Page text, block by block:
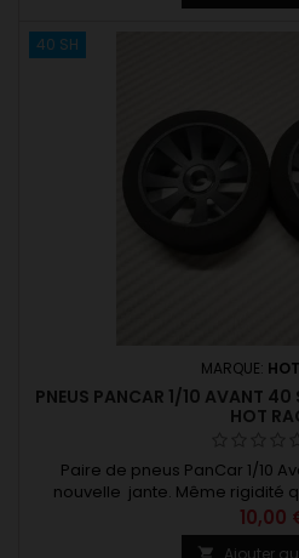
40 SH
MARQUE:
PNEUS PANCAR 1/10 AVANT 40
HOT
Paire de pneus PanCar 1/10
nouvelle jante. Même rigidité
asphalte et moquette.
plusieurs dureté. A lire :
10,00
 Ajouter